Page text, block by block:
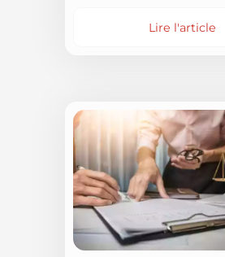
Lire l'article